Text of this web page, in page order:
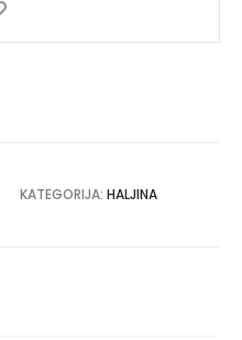
KATEGORIJA: HALJINA